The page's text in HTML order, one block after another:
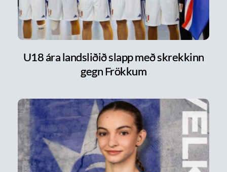
U18 ára landsliðið slapp með skrekkinn
gegn Frökkum